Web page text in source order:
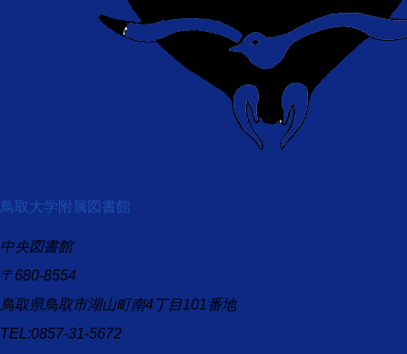
鳥取大学附属図書館
中央図書館
〒680-8554
鳥取県鳥取市湖山町南4丁目101番地
TEL:0857-31-5672